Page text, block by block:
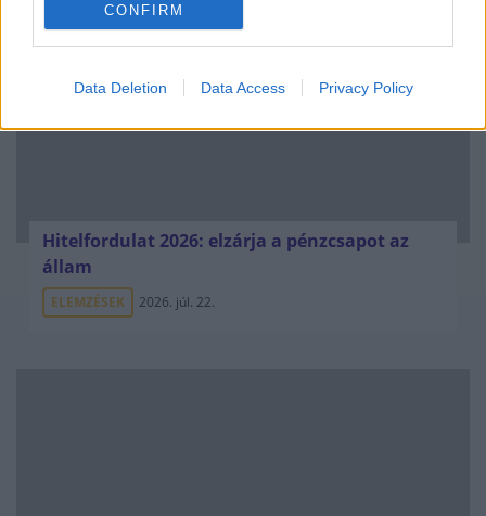
CONFIRM
Data Deletion Data Access Privacy Policy
Hitelfordulat 2026: elzárja a pénzcsapot az
állam
ELEMZÉSEK 2026. júl. 22.